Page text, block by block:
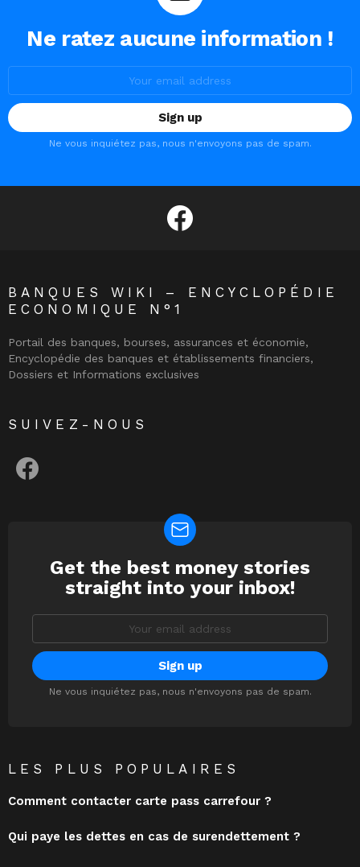
Ne ratez aucune information !
Ne vous inquiétez pas, nous n'envoyons pas de spam.
facebook
BANQUES WIKI – ENCYCLOPÉDIE
ECONOMIQUE N°1
Portail des banques, bourses, assurances et économie,
Encyclopédie des banques et établissements financiers,
Dossiers et Informations exclusives
SUIVEZ-NOUS
NEWSLETTER
Get the best money stories
straight into your inbox!
Ne vous inquiétez pas, nous n'envoyons pas de spam.
LES PLUS POPULAIRES
Comment contacter carte pass carrefour ?
Qui paye les dettes en cas de surendettement ?